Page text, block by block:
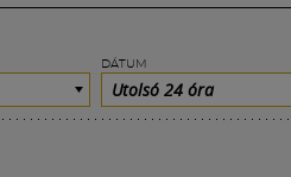
DÁTUM
Utolsó 24 óra